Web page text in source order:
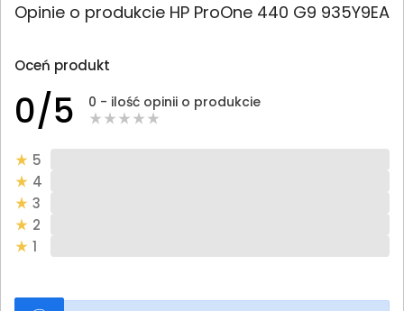
Opinie o produkcie HP ProOne 440 G9 935Y9EA
Oceń produkt
0/5 0 - ilość opinii o produkcie
5
4
3
2
1